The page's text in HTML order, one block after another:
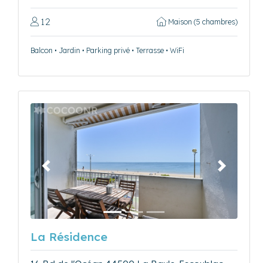
12 Maison (5 chambres)
Balcon • Jardin • Parking privé • Terrasse • WiFi
Précédent Suivant
La Résidence